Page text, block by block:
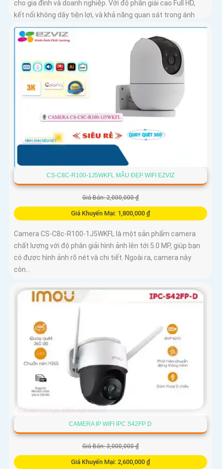
cho gia đình và doanh nghiệp. Với độ phân giải cao Full HD,
kết nối không dây tiện lợi, và khả năng quan sát trong ánh
sáng yếu, camera giúp bạn theo dõi mọi góc cạnh một cách
rõ ràng
CS-C8C-R100-1J5WKFL MẪU ĐẸP WIFI EZVIZ
Giá Bán: 2,000,000 ₫
Giá Khuyến Mại: 1,800,000 ₫
Camera CS-C8c-R100-1J5WKFL là một sản phẩm camera
chất lượng với độ phân giải hình ảnh lên tới 5.0 MP, giúp bạn
có được hình ảnh rõ nét và chi tiết. Ngoài ra, camera này
còn...
CAMERA IP WIFI IPC S42FP D
Giá Bán: 3,000,000 ₫
Giá Khuyến Mại: 2,600,000 ₫